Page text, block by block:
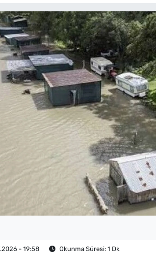
- 19:58 Okunma Süresi: 1 Dk